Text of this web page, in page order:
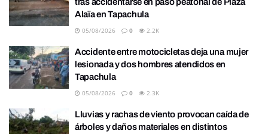
tras accidentarse en paso peatonal de Plaza
Alaïa en Tapachula
05/08/2026 0 2.2K
Accidente entre motocicletas deja una mujer
lesionada y dos hombres atendidos en
Tapachula
05/08/2026 0 2.3K
Lluvias y rachas de viento provocan caída de
árboles y daños materiales en distintos